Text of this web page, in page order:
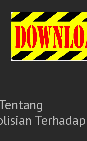
Terhadap